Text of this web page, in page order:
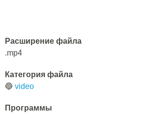
Расширение файла
.mp4
Категория файла
🔵 video
Программы